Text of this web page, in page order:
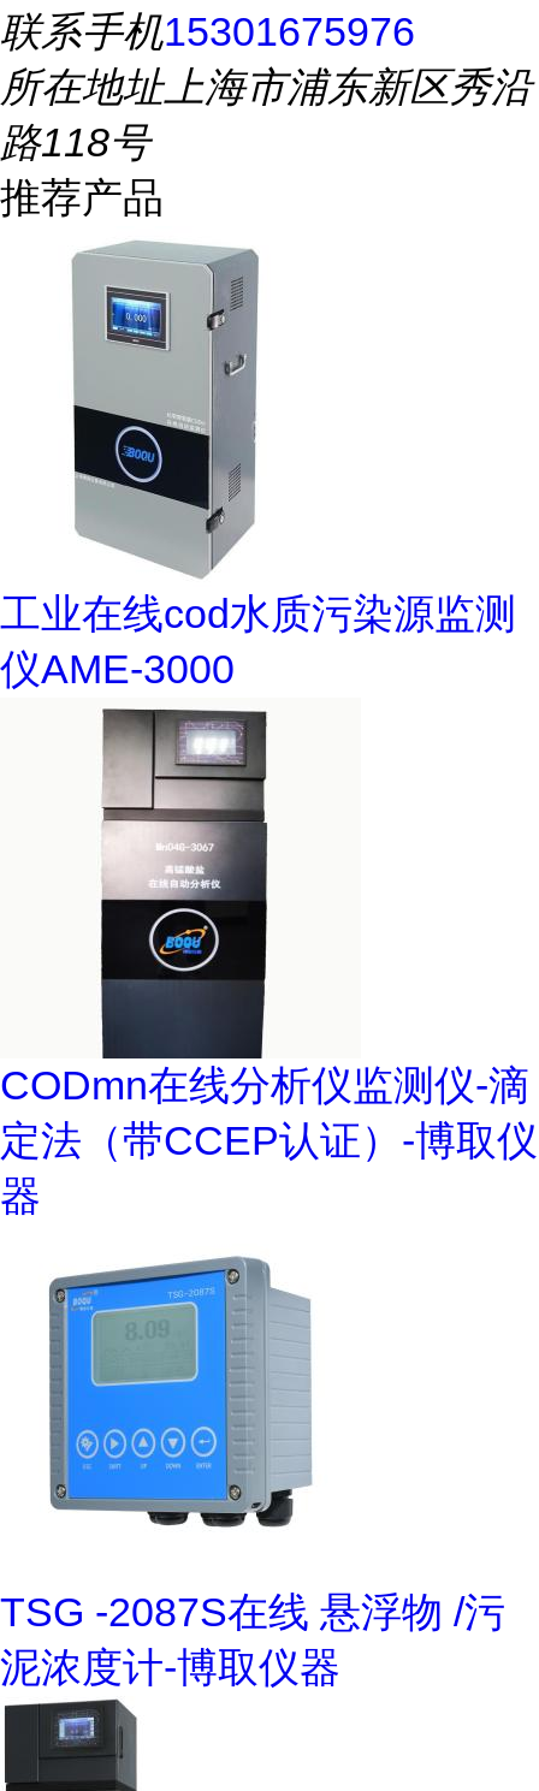
联系手机15301675976
所在地址上海市浦东新区秀沿
路118号
推荐产品
工业在线cod水质污染源监测
仪AME-3000
CODmn在线分析仪监测仪-滴
定法（带CCEP认证）-博取仪
器
TSG -2087S在线 悬浮物 /污
泥浓度计-博取仪器